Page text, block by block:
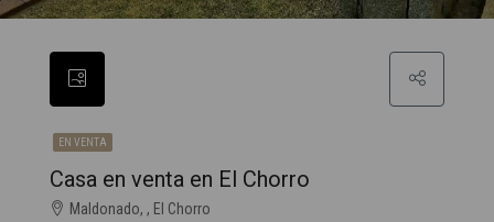
EN VENTA
Casa en venta en El Chorro
Maldonado, , El Chorro